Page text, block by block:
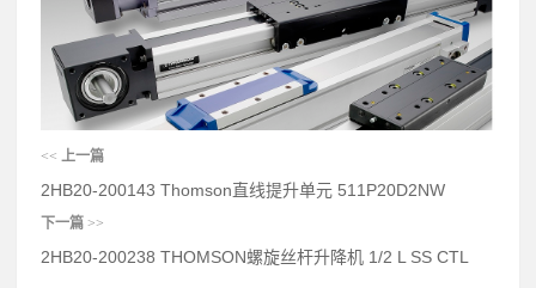
<< 上一篇
2HB20-200143 Thomson直线提升单元 511P20D2NW
下一篇 >>
2HB20-200238 THOMSON螺旋丝杆升降机 1/2 L SS CTL